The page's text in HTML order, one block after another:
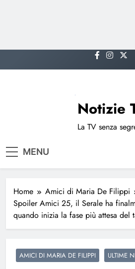
to
Notizie
La TV senza
MENU
Home
Amici di Maria De Filippi
Spoiler Amici 25, il Serale ha
quando inizia la fase più attesa del
AMICI DI MARIA DE FILIPPI ULTIME